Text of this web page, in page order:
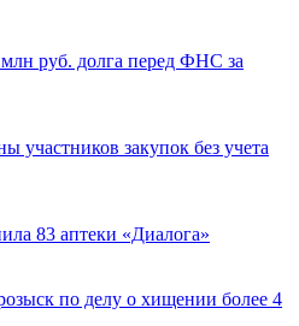
руб. долга перед ФНС за
участников закупок без учета
83 аптеки «Диалога»
по делу о хищении более 4